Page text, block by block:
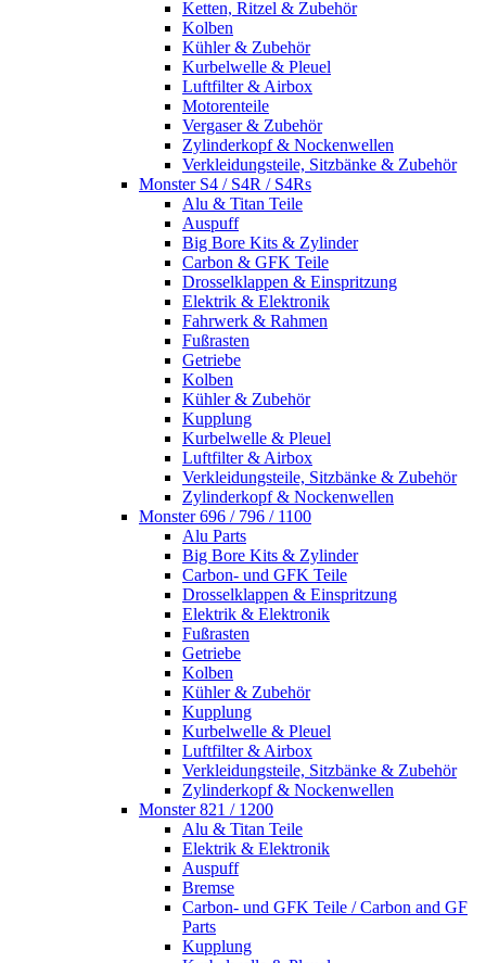
Ketten, Ritzel & Zubehör
Kolben
Kühler & Zubehör
Kurbelwelle & Pleuel
Luftfilter & Airbox
Motorenteile
Vergaser & Zubehör
Zylinderkopf & Nockenwellen
Verkleidungsteile, Sitzbänke & Zubehör
Monster S4 / S4R / S4Rs
Alu & Titan Teile
Auspuff
Big Bore Kits & Zylinder
Carbon & GFK Teile
Drosselklappen & Einspritzung
Elektrik & Elektronik
Fahrwerk & Rahmen
Fußrasten
Getriebe
Kolben
Kühler & Zubehör
Kupplung
Kurbelwelle & Pleuel
Luftfilter & Airbox
Verkleidungsteile, Sitzbänke & Zubehör
Zylinderkopf & Nockenwellen
Monster 696 / 796 / 1100
Alu Parts
Big Bore Kits & Zylinder
Carbon- und GFK Teile
Drosselklappen & Einspritzung
Elektrik & Elektronik
Fußrasten
Getriebe
Kolben
Kühler & Zubehör
Kupplung
Kurbelwelle & Pleuel
Luftfilter & Airbox
Verkleidungsteile, Sitzbänke & Zubehör
Zylinderkopf & Nockenwellen
Monster 821 / 1200
Alu & Titan Teile
Elektrik & Elektronik
Auspuff
Bremse
Carbon- und GFK Teile / Carbon and GF
Parts
Kupplung